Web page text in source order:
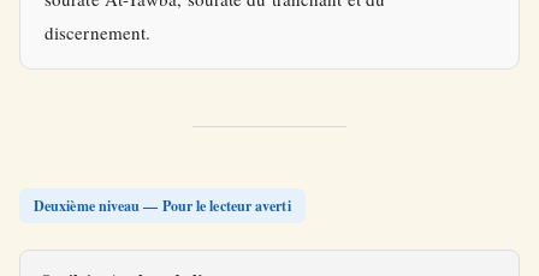
discernement.
Deuxième niveau — Pour le lecteur averti